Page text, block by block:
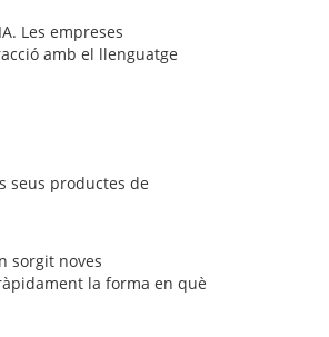
Les empreses
amb el llenguatge
seus productes de
sorgit noves
la forma en què